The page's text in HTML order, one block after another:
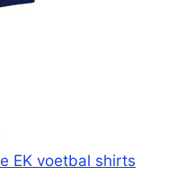
EK voetbal shirts